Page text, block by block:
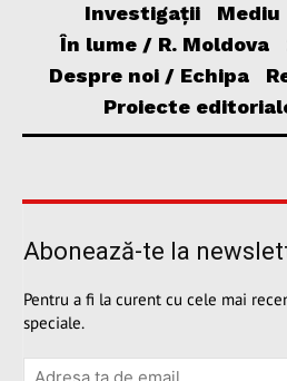
Investigații
Mediu
În lume / R. Moldova
Despre noi / Echipa
Proiecte
Abonează-te la
Pentru a fi la curent cu cele mai
speciale.